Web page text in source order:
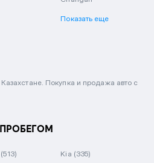
Показать еще
Покупка и продажа авто с
(513) Kia (335)